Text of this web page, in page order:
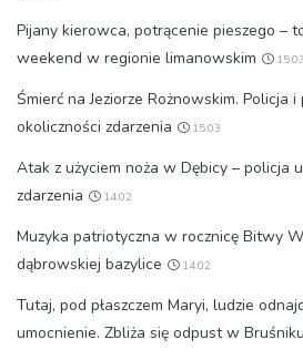
Pijany kierowca, potrącenie pieszego –
weekend w regionie limanowskim
15:03
Śmierć na Jeziorze Rożnowskim. Policja
okoliczności zdarzenia
15:03
Atak z użyciem noża w Dębicy – policja
zdarzenia
14:02
Muzyka patriotyczna w rocznicę Bitwy
dąbrowskiej bazylice
14:02
Tutaj, pod płaszczem Maryi, ludzie
umocnienie. Zbliża się odpust w Bruśniku